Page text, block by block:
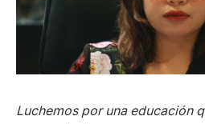
Luchemos por una educación